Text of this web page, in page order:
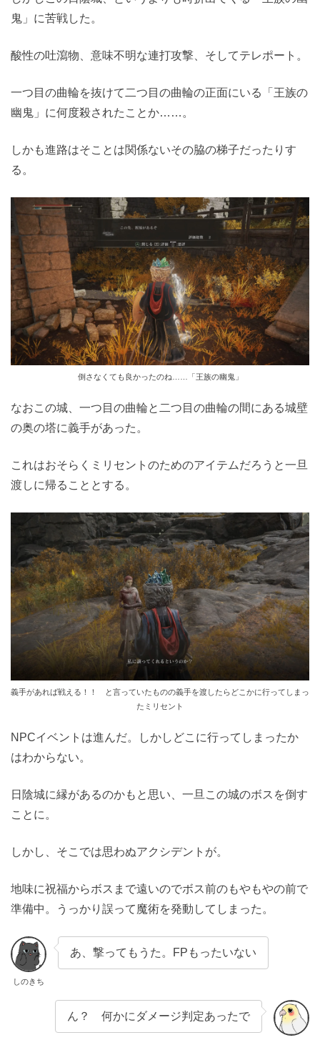
鬼」に苦戦した。
酸性の吐瀉物、意味不明な連打攻撃、そしてテレポート。
一つ目の曲輪を抜けて二つ目の曲輪の正面にいる「王族の
幽鬼」に何度殺されたことか……。
しかも進路はそことは関係ないその脇の梯子だったりす
る。
倒さなくても良かったのね……「王族の幽鬼」
なおこの城、一つ目の曲輪と二つ目の曲輪の間にある城壁
の奥の塔に義手があった。
これはおそらくミリセントのためのアイテムだろうと一旦
渡しに帰ることとする。
義手があれば戦える！！ と言っていたものの義手を渡したらどこかに行ってしまっ
たミリセント
NPCイベントは進んだ。しかしどこに行ってしまったか
はわからない。
日陰城に縁があるのかもと思い、一旦この城のボスを倒す
ことに。
しかし、そこでは思わぬアクシデントが。
地味に祝福からボスまで遠いのでボス前のもやもやの前で
準備中。うっかり誤って魔術を発動してしまった。
しのきち
あ、撃ってもうた。FPもったいない
ん？ 何かにダメージ判定あったで